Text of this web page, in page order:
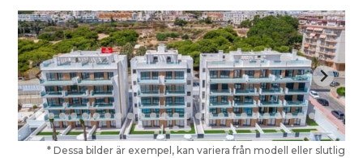
* Dessa bilder är exempel, kan variera från modell eller slutlig